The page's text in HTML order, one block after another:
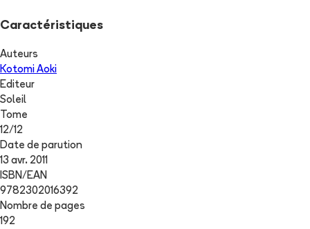
Caractéristiques
Auteurs
Kotomi Aoki
Editeur
Soleil
Tome
12/12
Date de parution
13 avr. 2011
ISBN/EAN
9782302016392
Nombre de pages
192